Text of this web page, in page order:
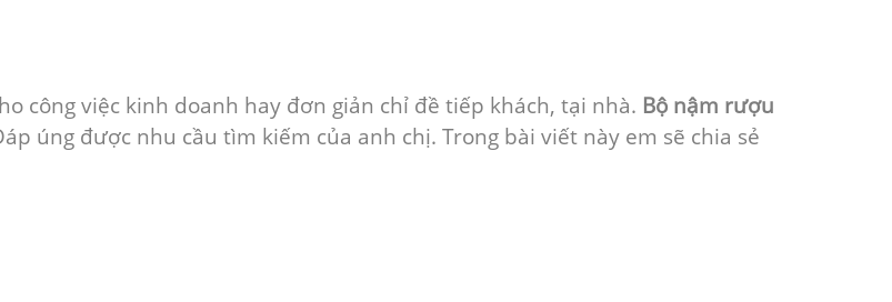
công việc kinh doanh hay đơn giản chỉ đề tiếp khách, tại nhà. Bộ nậm rượu
úng được nhu cầu tìm kiếm của anh chị. Trong bài viết này em sẽ chia sẻ